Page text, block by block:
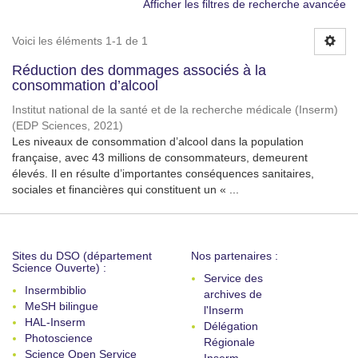
Afficher les filtres de recherche avancée
Voici les éléments 1-1 de 1
Réduction des dommages associés à la
consommation d’alcool
Institut national de la santé et de la recherche médicale (Inserm)
(EDP Sciences, 2021)
Les niveaux de consommation d’alcool dans la population
française, avec 43 millions de consommateurs, demeurent
élevés. Il en résulte d’importantes conséquences sanitaires,
sociales et financières qui constituent un « ...
Sites du DSO (département
Science Ouverte) :
Insermbiblio
MeSH bilingue
HAL-Inserm
Photoscience
Science Open Service
Nos partenaires :
Service des
archives de
l'Inserm
Délégation
Régionale